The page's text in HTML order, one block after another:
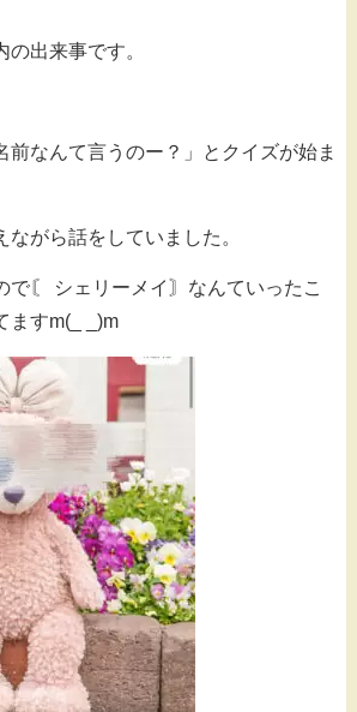
の出来事です。
前なんて言うのー？」とクイズが始ま
ながら話をしていました。
で〘 シェリーメイ〙なんていったこ
ますm(_ _)m